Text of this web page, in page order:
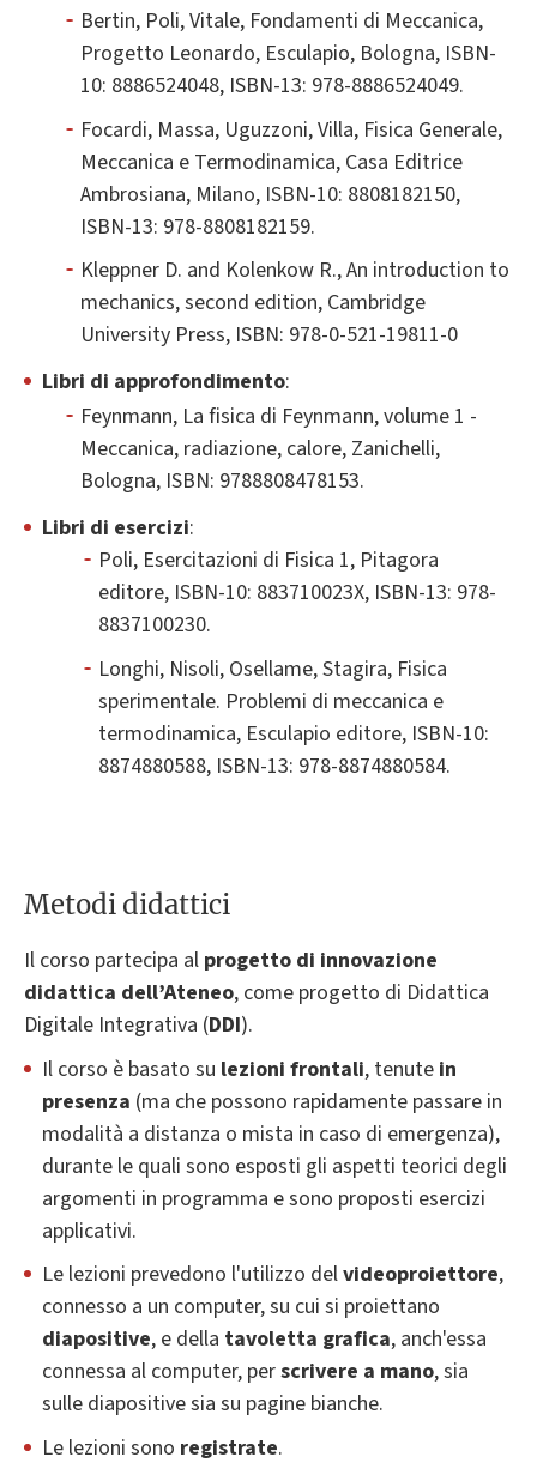
Bertin, Poli, Vitale, Fondamenti di Meccanica,
Progetto Leonardo, Esculapio, Bologna, ISBN-
10: 8886524048, ISBN-13: 978-8886524049.
Focardi, Massa, Uguzzoni, Villa, Fisica Generale,
Meccanica e Termodinamica, Casa Editrice
Ambrosiana, Milano, ISBN-10: 8808182150,
ISBN-13: 978-8808182159.
Kleppner D. and Kolenkow R., An introduction to
mechanics, second edition, Cambridge
University Press, ISBN: 978-0-521-19811-0
Libri di approfondimento:
Feynmann, La fisica di Feynmann, volume 1 -
Meccanica, radiazione, calore, Zanichelli,
Bologna, ISBN: 9788808478153.
Libri di esercizi:
Poli, Esercitazioni di Fisica 1, Pitagora
editore, ISBN-10: 883710023X, ISBN-13: 978-
8837100230.
Longhi, Nisoli, Osellame, Stagira, Fisica
sperimentale. Problemi di meccanica e
termodinamica, Esculapio editore, ISBN-10:
8874880588, ISBN-13: 978-8874880584.
Metodi didattici
Il corso partecipa al progetto di innovazione
didattica dell’Ateneo, come progetto di Didattica
Digitale Integrativa (DDI).
Il corso è basato su lezioni frontali, tenute in
presenza (ma che possono rapidamente passare in
modalità a distanza o mista in caso di emergenza),
durante le quali sono esposti gli aspetti teorici degli
argomenti in programma e sono proposti esercizi
applicativi.
Le lezioni prevedono l'utilizzo delvideoproiettore,
connesso a un computer, su cui si proiettano
diapositive, e della tavoletta grafica, anch'essa
connessa al computer, perscrivere a mano, sia
sulle diapositive sia su pagine bianche.
Le lezioni sono registrate.